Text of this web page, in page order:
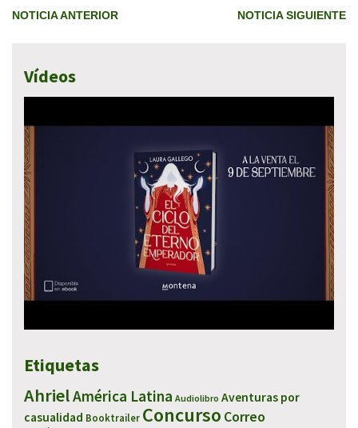
NOTICIA ANTERIOR NOTICIA SIGUIENTE
Vídeos
Etiquetas
AhrielAmérica Latina Audiolibro Aventuras por
casualidad Booktrailer Concurso Correo